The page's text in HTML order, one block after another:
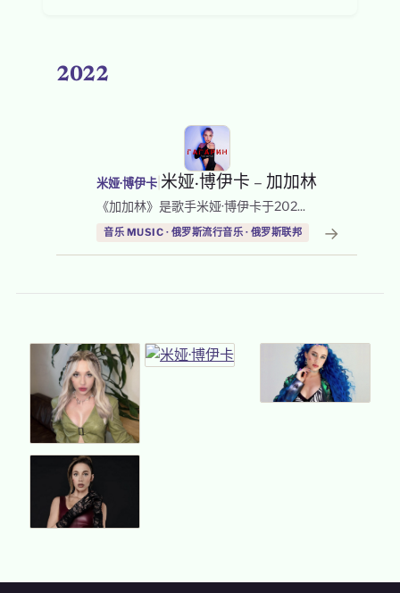
2022
米娅·博伊卡 米娅·博伊卡 – 加加林
《加加林》是歌手米娅·博伊卡于202...
音乐 MUSIC · 俄罗斯流行音乐 · 俄罗斯联邦 →